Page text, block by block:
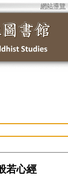
網站導覽
若心經